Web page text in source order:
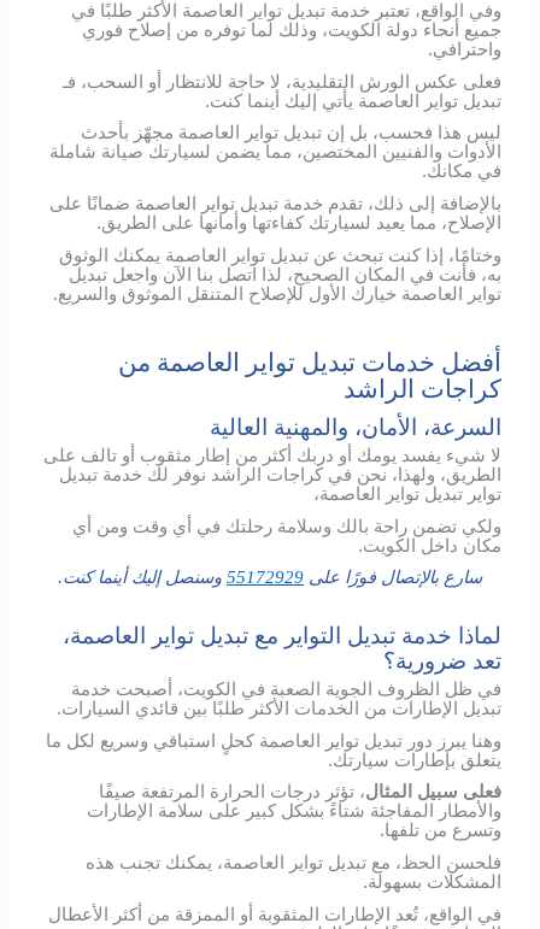
وفي الواقع، تعتبر خدمة تبديل تواير العاصمة الأكثر طلبًا في
جميع أنحاء دولة الكويت، وذلك لما توفره من إصلاح فوري
واحترافي.
فعلى عكس الورش التقليدية، لا حاجة للانتظار أو السحب، فـ
تبديل تواير العاصمة يأتي إليك أينما كنت.
ليس هذا فحسب، بل إن تبديل تواير العاصمة مجهّز بأحدث
الأدوات والفنيين المختصين، مما يضمن لسيارتك صيانة شاملة
في مكانك.
بالإضافة إلى ذلك، تقدم خدمة تبديل تواير العاصمة ضمانًا على
الإصلاح، مما يعيد لسيارتك كفاءتها وأمانها على الطريق.
وختامًا، إذا كنت تبحث عن تبديل تواير العاصمة يمكنك الوثوق
به، فأنت في المكان الصحيح، لذا اتصل بنا الآن واجعل تبديل
تواير العاصمة خيارك الأول للإصلاح المتنقل الموثوق والسريع.
أفضل خدمات تبديل تواير العاصمة من
كراجات الراشد
السرعة، الأمان، والمهنية العالية
لا شيء يفسد يومك أو دربك أكثر من إطار مثقوب أو تالف على
الطريق، ولهذا، نحن في كراجات الراشد نوفر لك خدمة تبديل
تواير تبديل تواير العاصمة،
ولكي تضمن راحة بالك وسلامة رحلتك في أي وقت ومن أي
مكان داخل الكويت.
سارع بالإتصال فورًا على 55172929 وسنصل إليك أينما كنت.
لماذا خدمة تبديل التواير مع تبديل تواير العاصمة،
تعد ضرورية؟
في ظل الظروف الجوية الصعبة في الكويت، أصبحت خدمة
تبديل الإطارات من الخدمات الأكثر طلبًا بين قائدي السيارات.
وهنا يبرز دور تبديل تواير العاصمة كحلٍ استباقي وسريع لكل ما
يتعلق بإطارات سيارتك.
فعلى سبيل المثال، تؤثر درجات الحرارة المرتفعة صيفًا
والأمطار المفاجئة شتاءً بشكل كبير على سلامة الإطارات
وتسرع من تلفها.
فلحسن الحظ، مع تبديل تواير العاصمة، يمكنك تجنب هذه
المشكلات بسهولة.
في الواقع، تُعد الإطارات المثقوبة أو الممزقة من أكثر الأعطال